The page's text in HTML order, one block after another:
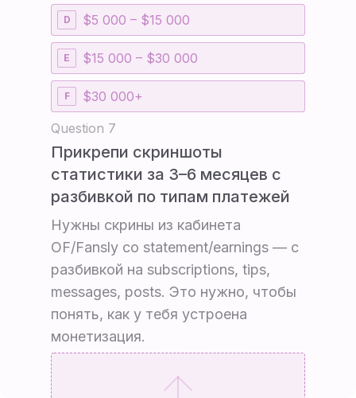
D $5 000 – $15 000
E $15 000 – $30 000
F
$30 000+
Question 7
Прикрепи скриншоты
статистики за 3–6 месяцев с
разбивкой по типам платежей
Нужны скрины из кабинета
OF/Fansly со statement/earnings — с
разбивкой на subscriptions, tips,
messages, posts. Это нужно, чтобы
понять, как у тебя устроена
монетизация.